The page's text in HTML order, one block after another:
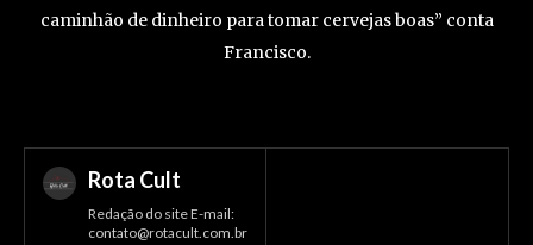
caminhão de dinheiro para tomar cervejas boas” conta
Francisco.
Rota Cult
Redação do site E-mail:
contato@rotacult.com.br